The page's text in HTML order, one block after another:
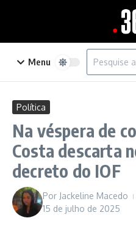
Menu
Procurar por:
Política
Na véspera de
Costa descarta
decreto do IOF
Por Jackeline Macedo
15 de julho de 2025